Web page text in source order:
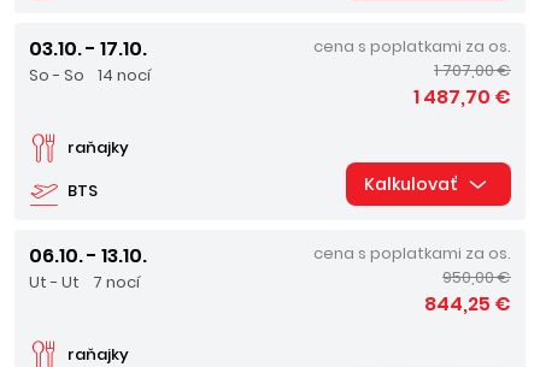
03.10. - 17.10.
So - So 14 nocí
BTS
raňajky
cena s poplatkami za os.
1 707,00 €
1 487,70 €
Kalkulovať
06.10. - 13.10.
Ut - Ut 7 nocí
raňajky
cena s poplatkami za os.
950,00 €
844,25 €